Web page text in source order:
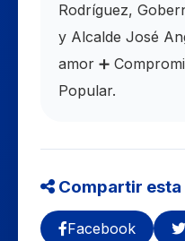
Rodríguez,
y Alcalde José
amor ➕
Popular.
Compartir
Facebook